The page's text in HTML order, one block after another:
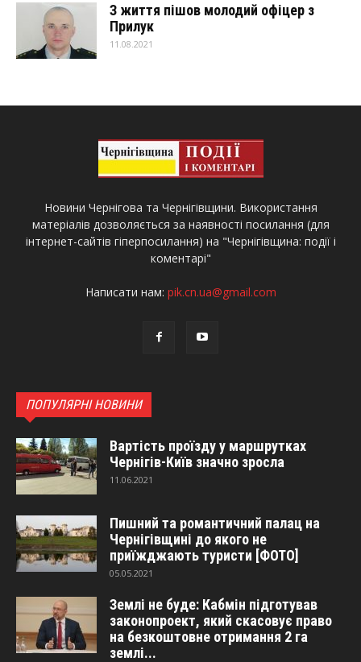
З життя пішов молодий офіцер з
Прилук
11.08.2021
Новини Чернігова та Чернігівщини. Використання
матеріалів дозволяється за наявності посилання (для
інтернет-сайтів гіперпосилання) на "Чернігівщина: події і
коментарі"
Написати нам: pik.cn.ua@gmail.com
ПОПУЛЯРНІ НОВИНИ
Вартість проїзду у маршрутках
Чернігів-Київ значно зросла
11.06.2021
Пишний та романтичний палац на
Чернігівщині до якого не
приїжджають туристи [ФОТО]
05.05.2021
Землі не буде: Кабмін підготував
законопроект, який скасовує право
на безкоштовне отримання 2 га
землі...